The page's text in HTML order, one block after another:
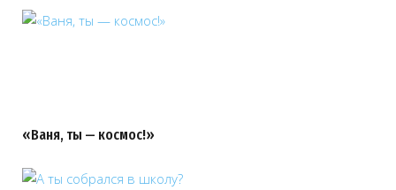
«Ваня, ты — космос!»